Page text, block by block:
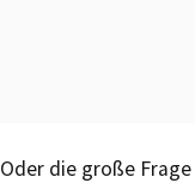
Oder die große